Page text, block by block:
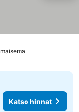
Katso hinnat